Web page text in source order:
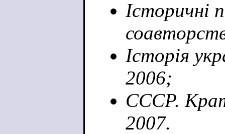
Історичні
Історія
2006;
СССР.
2007.